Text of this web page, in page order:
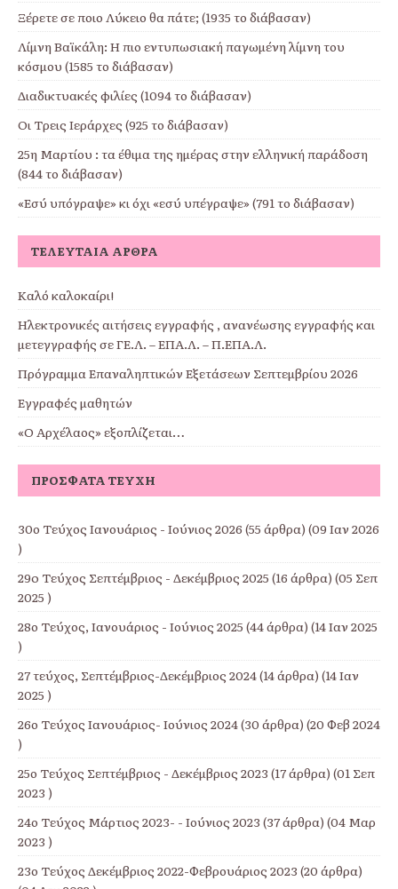
Ξέρετε σε ποιο Λύκειο θα πάτε; (1935 το διάβασαν)
Λίμνη Βαϊκάλη: Η πιο εντυπωσιακή παγωμένη λίμνη του
κόσμου (1585 το διάβασαν)
Διαδικτυακές φιλίες (1094 το διάβασαν)
Οι Τρεις Ιεράρχες (925 το διάβασαν)
25η Μαρτίου : τα έθιμα της ημέρας στην ελληνική παράδοση
(844 το διάβασαν)
«Εσύ υπόγραψε» κι όχι «εσύ υπέγραψε» (791 το διάβασαν)
ΤΕΛΕΥΤΑΊΑ ΆΡΘΡΑ
Καλό καλοκαίρι!
Ηλεκτρονικές αιτήσεις εγγραφής , ανανέωσης εγγραφής και
μετεγγραφής σε ΓΕ.Λ. – ΕΠΑ.Λ. – Π.ΕΠΑ.Λ.
Πρόγραμμα Επαναληπτικών Εξετάσεων Σεπτεμβρίου 2026
Εγγραφές μαθητών
«Ο Αρχέλαος» εξοπλίζεται…
ΠΡΌΣΦΑΤΑ ΤΕΎΧΗ
30ο Τεύχος Ιανουάριος - Ιούνιος 2026 (55 άρθρα) (09 Ιαν 2026
)
29o Τεύχος Σεπτέμβριος - Δεκέμβριος 2025 (16 άρθρα) (05 Σεπ
2025 )
28ο Τεύχος, Ιανουάριος - Ιούνιος 2025 (44 άρθρα) (14 Ιαν 2025
)
27 τεύχος, Σεπτέμβριος-Δεκέμβριος 2024(14 άρθρα) (14 Ιαν
2025 )
26ο Τεύχος Ιανουάριος- Ιούνιος 2024(30 άρθρα) (20 Φεβ 2024
)
25ο Τεύχος Σεπτέμβριος - Δεκέμβριος 2023 (17 άρθρα) (01 Σεπ
2023 )
24ο Τεύχος Μάρτιος 2023- - Ιούνιος 2023 (37 άρθρα) (04 Μαρ
2023 )
23ο Τεύχος Δεκέμβριος 2022-Φεβρουάριος 2023 (20 άρθρα)